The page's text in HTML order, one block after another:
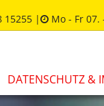
15255 |  Mo - Fr 07.
DATENSCHUTZ &